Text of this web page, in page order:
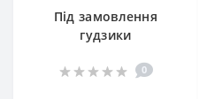
Під замовлення
гудзики
0